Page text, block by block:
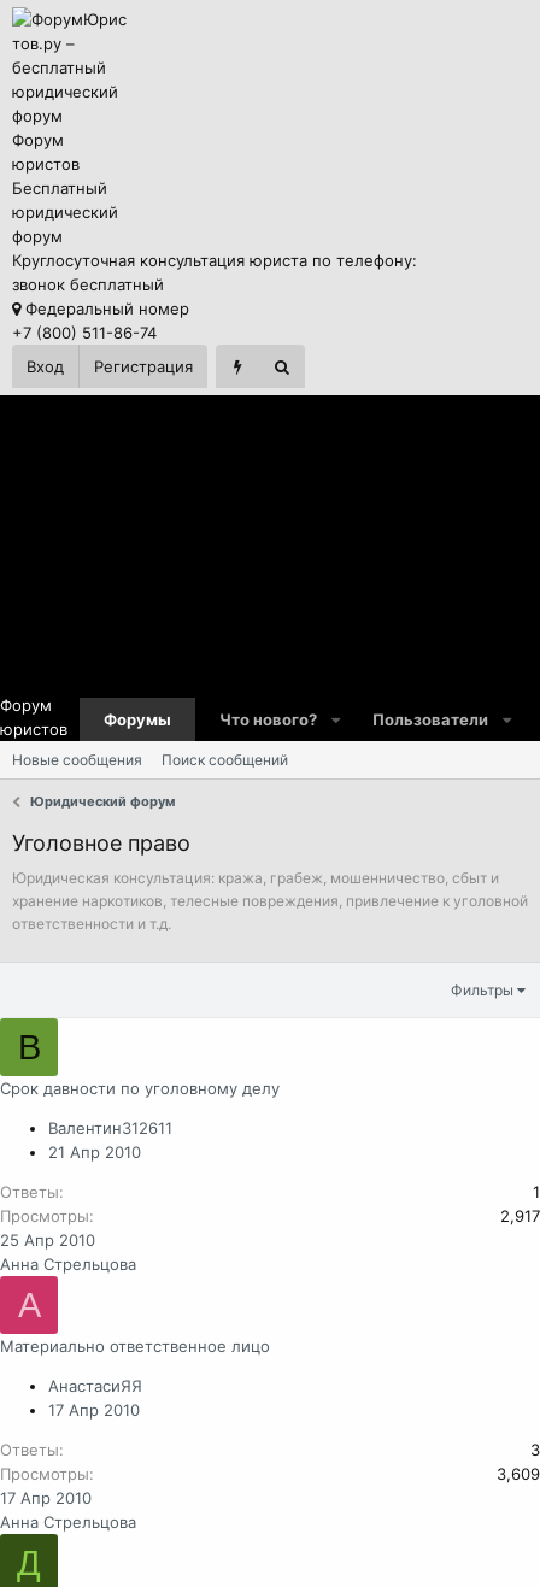
Форум
юристов
Бесплатный
юридический
форум
Круглосуточная консультация юриста по телефону:
звонок бесплатный
Федеральный номер
+7 (800) 511-86-74
Вход
Регистрация
Форум
юристов
Форумы Что нового? Пользователи
Новые сообщения Поиск сообщений
Юридический форум
Уголовное право
Юридическая консультация: кража, грабеж, мошенничество, сбыт и
хранение наркотиков, телесные повреждения, привлечение к уголовной
ответственности и т.д.
Фильтры
В
Срок давности по уголовному делу
Валентин312611
21 Апр 2010
Ответы
1
Просмотры
2,917
25 Апр 2010
Анна Стрельцова
А
Материально ответственное лицо
АнастасиЯЯ
17 Апр 2010
Ответы
3
Просмотры
3,609
17 Апр 2010
Анна Стрельцова
Д